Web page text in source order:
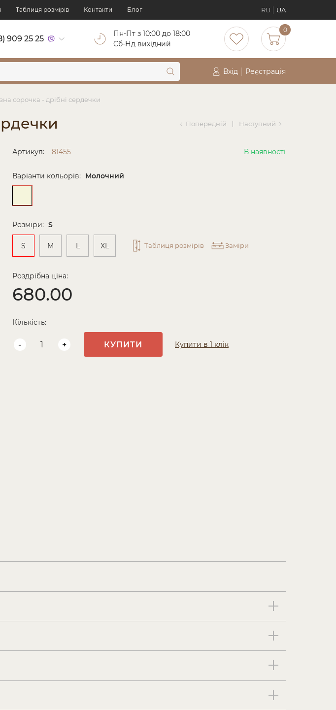
Таблиця розмірів Контакти Блог RU UA
909 25 25
Пн-Пт з 10:00 до 18:00
Cб-Нд вихідний
0
Вхід Реєстрація
сорочка - дрібні сердечки
Попередній Наступний
Артикул: 81455 В наявності
Варіанти кольорів: Молочний
Розміри: S
S M L XL Таблиця розмірів Заміри
Роздрібна ціна:
680.00
Кількість:
- + КУПИТИ Купити в 1 клік